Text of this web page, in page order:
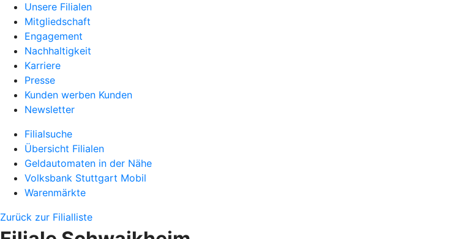
Unsere Filialen
Mitgliedschaft
Engagement
Nachhaltigkeit
Karriere
Presse
Kunden werben Kunden
Newsletter
Filialsuche
Übersicht Filialen
Geldautomaten in der Nähe
Volksbank Stuttgart Mobil
Warenmärkte
Zurück zur Filialliste